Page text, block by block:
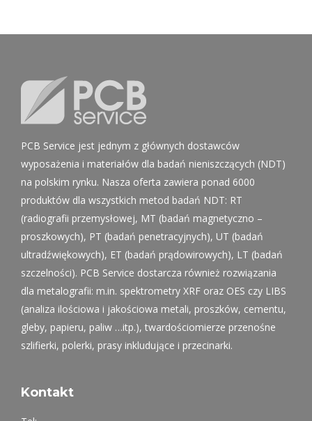
PCB Service jest jednym z głównych dostawców
wyposażenia i materiałów dla badań nieniszczących (NDT)
na polskim rynku. Nasza oferta zawiera ponad 6000
produktów dla wszystkich metod badań NDT: RT
(radiografii przemysłowej, MT (badań magnetyczno –
proszkowych), PT (badań penetracyjnych), UT (badań
ultradźwiękowych), ET (badań prądowirowych), LT (badań
szczelności). PCB Service dostarcza również rozwiązania
dla metalografii: m.in. spektrometry XRF oraz OES czy LIBS
(analiza ilościowa i jakościowa metali, proszków, cementu,
gleby, papieru, paliw …itp.), twardościomierze przenośne
szlifierki, polerki, prasy inkludujące i przecinarki.
Kontakt